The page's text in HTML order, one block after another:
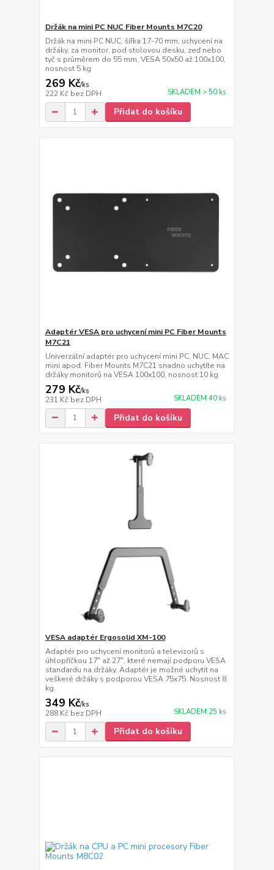
Držák na mini PC NUC Fiber Mounts M7C20
Držák na mini PC NUC, šířka 17-70 mm, uchycení na
držáky, za monitor, pod stolovou desku, zeď nebo
tyč s průměrem do 55 mm, VESA 50x50 až 100x100,
nosnost 5 kg
269 Kč/ks
222 Kč bez DPH SKLADEM > 50 ks
Přidat do košíku
Adaptér VESA pro uchycení mini PC Fiber Mounts
M7C21
Univerzální adaptér pro uchycení mini PC, NUC, MAC
mini apod. Fiber Mounts M7C21 snadno uchytíte na
držáky monitorů na VESA 100x100, nosnost 10 kg
279 Kč/ks
231 Kč bez DPH SKLADEM 40 ks
Přidat do košíku
VESA adaptér Ergosolid XM-100
Adaptér pro uchycení monitorů a televizorů s
úhlopříčkou 17" až 27", které nemají podporu VESA
standardu na držáky. Adaptér je možné uchytit na
veškeré držáky s podporou VESA 75x75. Nosnost 8
kg.
349 Kč/ks
288 Kč bez DPH SKLADEM 25 ks
Přidat do košíku